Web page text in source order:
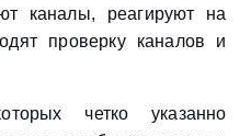
каналы, реагируют на
проверку каналов и
четко указанно